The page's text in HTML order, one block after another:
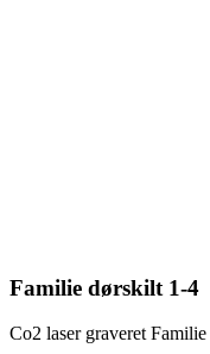
Familie dørskilt 1-4
Co2 laser graveret